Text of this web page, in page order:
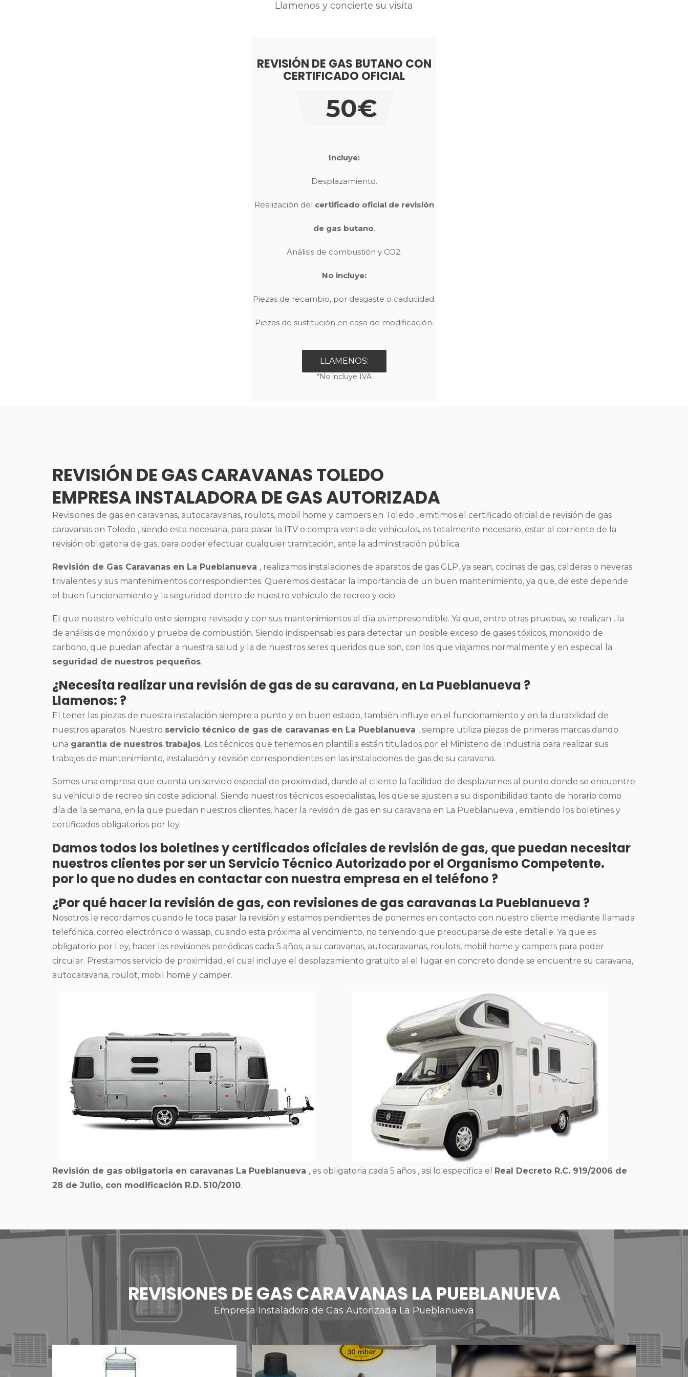
Llamenos y concierte su visita
REVISIÓN DE GAS BUTANO CON
CERTIFICADO OFICIAL
50€
Incluye:
Desplazamiento.
Realización del certificado oficial de revisión
de gas butano.
Análisis de combustión y CO2.
No incluye:
Piezas de recambio, por desgaste o caducidad.
Piezas de sustitución en caso de modificación.
LLAMENOS:
*No incluye IVA
REVISIÓN DE GAS CARAVANAS TOLEDO
EMPRESA INSTALADORA DE GAS AUTORIZADA
Revisiones de gas en caravanas, autocaravanas, roulots, mobil home y campers en Toledo , emitimos el certificado oficial de revisión de gas
caravanas en Toledo , siendo esta necesaria, para pasar la ITV o compra venta de vehículos, es totalmente necesario, estar al corriente de la
revisión obligatoria de gas, para poder efectuar cualquier tramitación, ante la administración pública.
Revisión de Gas Caravanas en La Pueblanueva , realizamos instalaciones de aparatos de gas GLP, ya sean, cocinas de gas, calderas o neveras
trivalentes y sus mantenimientos correspondientes. Queremos destacar la importancia de un buen mantenimiento, ya que, de este depende
el buen funcionamiento y la seguridad dentro de nuestro vehículo de recreo y ocio.
El que nuestro vehículo este siempre revisado y con sus mantenimientos al día es imprescindible. Ya que, entre otras pruebas, se realizan , la
de análisis de monóxido y prueba de combustión. Siendo indispensables para detectar un posible exceso de gases tóxicos, monoxido de
carbono, que puedan afectar a nuestra salud y la de nuestros seres queridos que son, con los que viajamos normalmente y en especial la
seguridad de nuestros pequeños.
¿Necesita realizar una revisión de gas de su caravana, en La Pueblanueva ?
Llamenos: ?
El tener las piezas de nuestra instalación siempre a punto y en buen estado, también influye en el funcionamiento y en la durabilidad de
nuestros aparatos. Nuestro servicio técnico de gas de caravanas en La Pueblanueva , siempre utiliza piezas de primeras marcas dando
una garantía de nuestros trabajos. Los técnicos que tenemos en plantilla están titulados por el Ministerio de Industria para realizar sus
trabajos de mantenimiento, instalación y revisión correspondientes en las instalaciones de gas de su caravana.
Somos una empresa que cuenta un servicio especial de proximidad, dando al cliente la facilidad de desplazarnos al punto donde se encuentre
su vehículo de recreo sin coste adicional. Siendo nuestros técnicos especialistas, los que se ajusten a su disponibilidad tanto de horario como
día de la semana, en la que puedan nuestros clientes, hacer la revisión de gas en su caravana en La Pueblanueva , emitiendo los boletines y
certificados obligatorios por ley.
Damos todos los boletines y certificados oficiales de revisión de gas, que puedan necesitar
nuestros clientes por ser un Servicio Técnico Autorizado por el Organismo Competente.
por lo que no dudes en contactar con nuestra empresa en el teléfono ?
¿Por qué hacer la revisión de gas, con revisiones de gas caravanas La Pueblanueva ?
Nosotros le recordamos cuando le toca pasar la revisión y estamos pendientes de ponernos en contacto con nuestro cliente mediante llamada
telefónica, correo electrónico o wassap, cuando esta próxima al vencimiento, no teniendo que preocuparse de este detalle. Ya que es
obligatorio por Ley, hacer las revisiones periódicas cada 5 años, a su caravanas, autocaravanas, roulots, mobil home y campers para poder
circular. Prestamos servicio de proximidad, el cual incluye el desplazamiento gratuito al el lugar en concreto donde se encuentre su caravana,
autocaravana, roulot, mobil home y camper.
Revisión de gas obligatoria en caravanas La Pueblanueva , es obligatoria cada 5 años , asi lo especifica el Real Decreto R.C. 919/2006 de
28 de Julio, con modificación R.D. 510/2010.
REVISIONES DE GAS CARAVANAS LA PUEBLANUEVA
Empresa Instaladora de Gas Autorizada La Pueblanueva